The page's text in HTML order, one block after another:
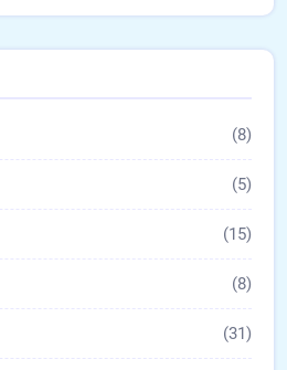
(8)
(5)
(15)
(8)
(31)